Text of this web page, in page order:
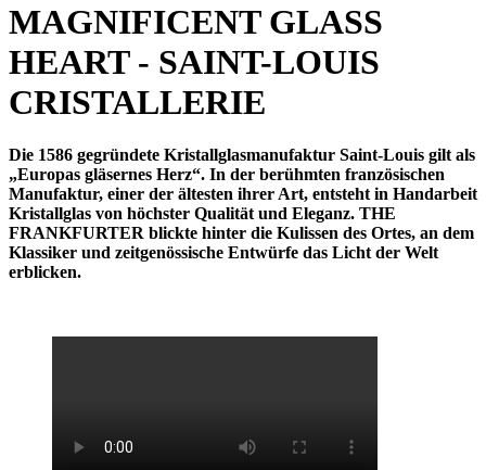
MAGNIFICENT GLASS
HEART - SAINT-LOUIS
CRISTALLERIE
Die 1586 gegründete Kristallglasmanufaktur Saint-Louis gilt als
„Europas gläsernes Herz“. In der berühmten französischen
Manufaktur, einer der ältesten ihrer Art, entsteht in Handarbeit
Kristallglas von höchster Qualität und Eleganz. THE
FRANKFURTER blickte hinter die Kulissen des Ortes, an dem
Klassiker und zeitgenössische Entwürfe das Licht der Welt
erblicken.